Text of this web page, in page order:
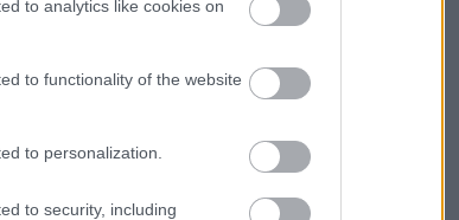
to analytics like cookies on
to functionality of the website
to personalization.
to security, including